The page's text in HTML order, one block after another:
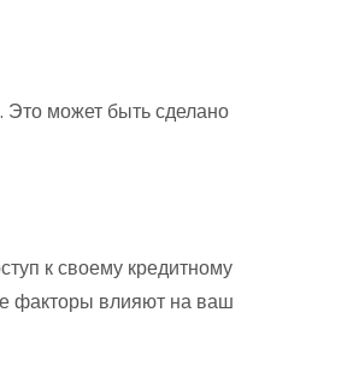
Это может быть сделано
к своему кредитному
факторы влияют на ваш